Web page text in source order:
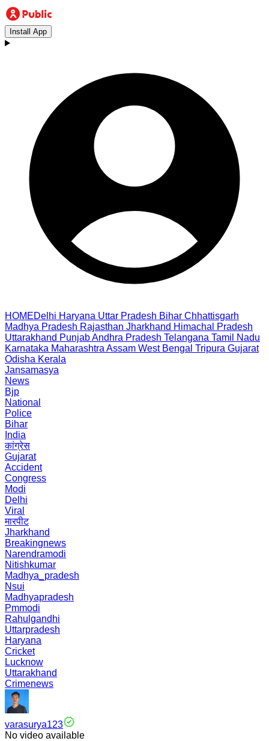
Install App
HOMEDelhi Haryana Uttar Pradesh Bihar Chhattisgarh
Madhya Pradesh Rajasthan Jharkhand Himachal Pradesh
Uttarakhand PunjabAndhra Pradesh Telangana Tamil Nadu
Karnataka Maharashtra Assam West Bengal Tripura Gujarat
Odisha Kerala
Jansamasya
News
Bjp
National
Police
Bihar
India
कांग्रेस
Gujarat
Accident
Congress
Modi
Delhi
Viral
मारपीट
Jharkhand
Breakingnews
Narendramodi
Nitishkumar
Madhya_pradesh
Nsui
Madhyapradesh
Pmmodi
Rahulgandhi
Uttarpradesh
Haryana
Cricket
Lucknow
Uttarakhand
Crimenews
varasurya123
No video available